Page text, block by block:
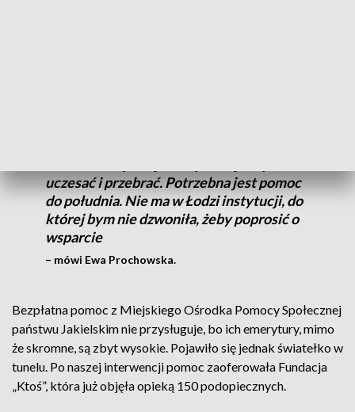
uczesać i przebrać. Potrzebna jest pomoc
do południa. Nie ma w Łodzi instytucji, do
której bym nie dzwoniła, żeby poprosić o
wsparcie
– mówi Ewa Prochowska.
Bezpłatna pomoc z Miejskiego Ośrodka Pomocy Społecznej
państwu Jakielskim nie przysługuje, bo ich emerytury, mimo
że skromne, są zbyt wysokie. Pojawiło się jednak światełko w
tunelu. Po naszej interwencji pomoc zaoferowała Fundacja
„Ktoś”, która już objęła opieką 150 podopiecznych.